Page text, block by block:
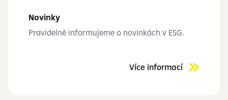
Novinky
Pravidelně informujeme o novinkách v ESG.
Více informací